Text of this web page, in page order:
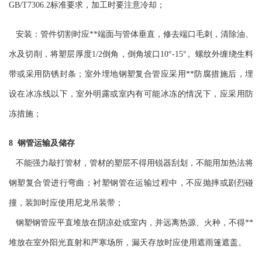
GB/T7306.2标准要求，加工时要注意冷却；
安装：管件切割时应**端面与管体垂直，修去端口毛刺，清除油、
水及切削，将塑层厚度1/2倒角，倒角坡口10°-15°。螺纹外缠绕生料
带或采用防锈封条；室外埋地钢塑复合管应采用**防腐措施后，埋
设在冰冻线以下，室外明露或室内有可能冰冻的情况下，应采用防
冻措施；
8 钢管运输及储存
不能强力敲打管材，管材的塑层不得用锐器刮划，不能用加热法将
钢塑复合管进行弯曲；衬塑钢管在运输过程中，不应抛摔或剧烈碰
撞，装卸时应使用尼龙吊装带；
钢塑钢管应平直堆放在阴凉处或室内，并远离热源、火种，不得**
堆放在室外阳光直射和严寒场所，漏天存放时应使用遮雨篷遮盖。